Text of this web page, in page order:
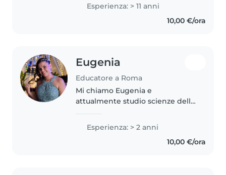
agli adolescenti. Parlo
fluentemente francese, inglese..
Esperienza: > 11 anni
10,00 €/ora
Eugenia
Educatore a Roma
Mi chiamo Eugenia e
attualmente studio scienze della
con bambini dai 3 fino ai 5 anni.
In particolare ho lavorato ai
Esperienza: > 2 anni
10,00 €/ora